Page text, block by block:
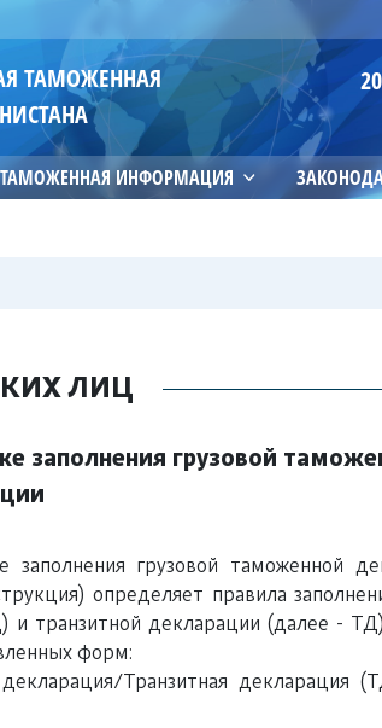
ТАМОЖЕННАЯ
ТАМОЖЕННАЯ ИНФОРМАЦИЯ
ЛИЦ
заполнения грузовой
заполнения грузовой таможенной
определяет правила
и транзитной декларации (далее -
форм:
Транзитная декларация